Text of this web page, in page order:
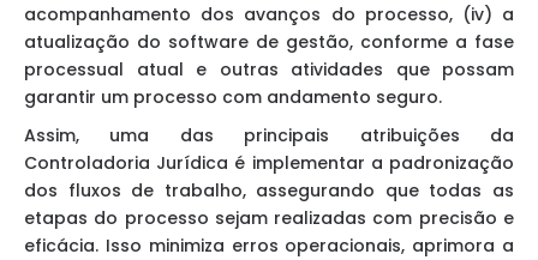
acompanhamento dos avanços do processo, (iv) a
atualização do software de gestão, conforme a fase
processual atual e outras atividades que possam
garantir um processo com andamento seguro.
Assim, uma das principais atribuições da
Controladoria Jurídica é implementar a padronização
dos fluxos de trabalho, assegurando que todas as
etapas do processo sejam realizadas com precisão e
eficácia. Isso minimiza erros operacionais, aprimora a